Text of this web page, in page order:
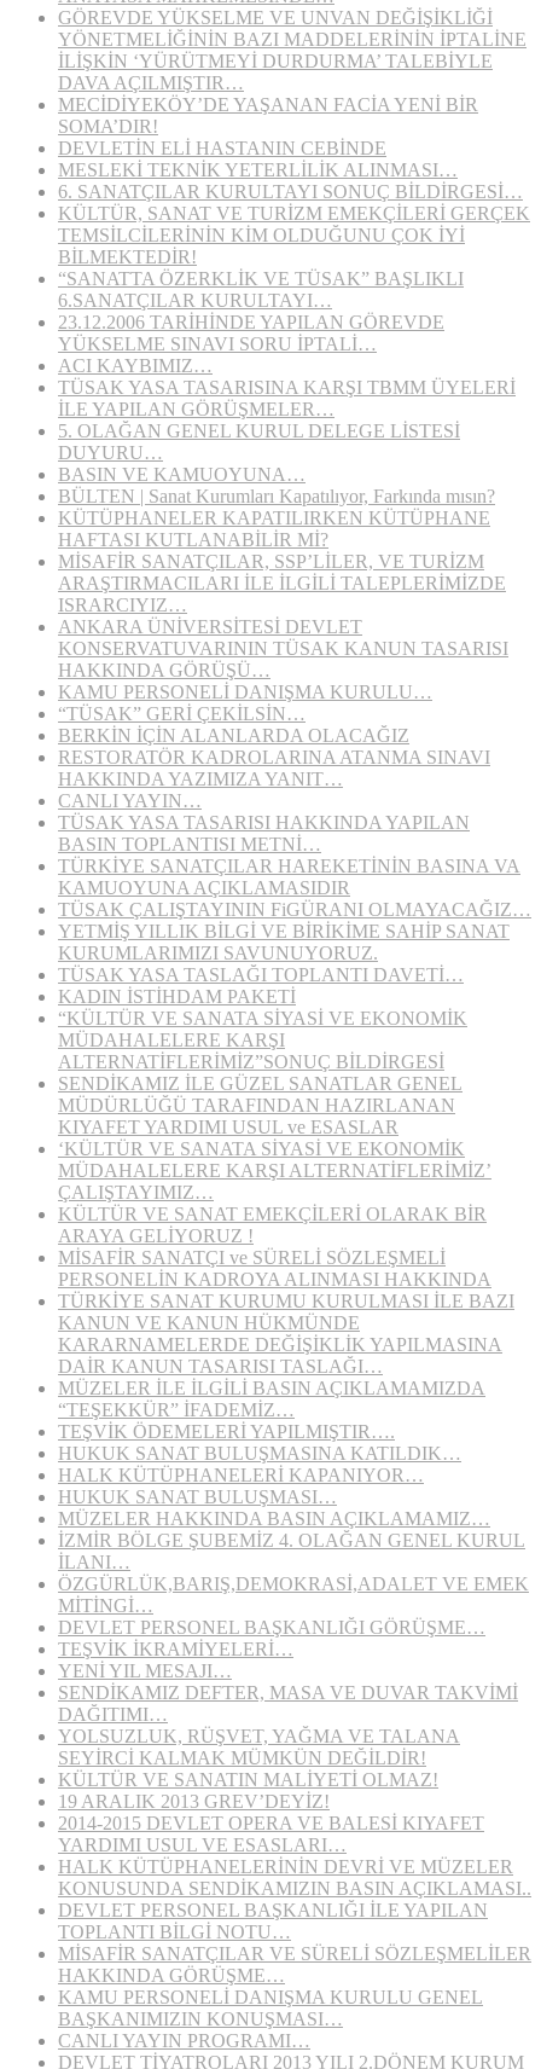
GÖREVDE YÜKSELME VE UNVAN DEĞİŞİKLİĞİ
YÖNETMELİĞİNİN BAZI MADDELERİNİN İPTALİNE
İLİŞKİN ‘YÜRÜTMEYİ DURDURMA’ TALEBİYLE
DAVA AÇILMIŞTIR…
MECİDİYEKÖY’DE YAŞANAN FACİA YENİ BİR
SOMA’DIR!
DEVLETİN ELİ HASTANIN CEBİNDE
MESLEKİ TEKNİK YETERLİLİK ALINMASI…
6. SANATÇILAR KURULTAYI SONUÇ BİLDİRGESİ…
KÜLTÜR, SANAT VE TURİZM EMEKÇİLERİ GERÇEK
TEMSİLCİLERİNİN KİM OLDUĞUNU ÇOK İYİ
BİLMEKTEDİR!
“SANATTA ÖZERKLİK VE TÜSAK” BAŞLIKLI
6.SANATÇILAR KURULTAYI…
23.12.2006 TARİHİNDE YAPILAN GÖREVDE
YÜKSELME SINAVI SORU İPTALİ…
ACI KAYBIMIZ…
TÜSAK YASA TASARISINA KARŞI TBMM ÜYELERİ
İLE YAPILAN GÖRÜŞMELER…
5. OLAĞAN GENEL KURUL DELEGE LİSTESİ
DUYURU…
BASIN VE KAMUOYUNA…
BÜLTEN | Sanat Kurumları Kapatılıyor, Farkında mısın?
KÜTÜPHANELER KAPATILIRKEN KÜTÜPHANE
HAFTASI KUTLANABİLİR Mİ?
MİSAFİR SANATÇILAR, SSP’LİLER, VE TURİZM
ARAŞTIRMACILARI İLE İLGİLİ TALEPLERİMİZDE
ISRARCIYIZ…
ANKARA ÜNİVERSİTESİ DEVLET
KONSERVATUVARININ TÜSAK KANUN TASARISI
HAKKINDA GÖRÜŞÜ…
KAMU PERSONELİ DANIŞMA KURULU…
“TÜSAK” GERİ ÇEKİLSİN…
BERKİN İÇİN ALANLARDA OLACAĞIZ
RESTORATÖR KADROLARINA ATANMA SINAVI
HAKKINDA YAZIMIZA YANIT…
CANLI YAYIN…
TÜSAK YASA TASARISI HAKKINDA YAPILAN
BASIN TOPLANTISI METNİ…
TÜRKİYE SANATÇILAR HAREKETİNİN BASINA VA
KAMUOYUNA AÇIKLAMASIDIR
TÜSAK ÇALIŞTAYININ FiGÜRANI OLMAYACAĞIZ…
YETMİŞ YILLIK BİLGİ VE BİRİKİME SAHİP SANAT
KURUMLARIMIZI SAVUNUYORUZ.
TÜSAK YASA TASLAĞI TOPLANTI DAVETİ…
KADIN İSTİHDAM PAKETİ
“KÜLTÜR VE SANATA SİYASİ VE EKONOMİK
MÜDAHALELERE KARŞI
ALTERNATİFLERİMİZ”SONUÇ BİLDİRGESİ
SENDİKAMIZ İLE GÜZEL SANATLAR GENEL
MÜDÜRLÜĞÜ TARAFINDAN HAZIRLANAN
KIYAFET YARDIMI USUL ve ESASLAR
‘KÜLTÜR VE SANATA SİYASİ VE EKONOMİK
MÜDAHALELERE KARŞI ALTERNATİFLERİMİZ’
ÇALIŞTAYIMIZ…
KÜLTÜR VE SANAT EMEKÇİLERİ OLARAK BİR
ARAYA GELİYORUZ !
MİSAFİR SANATÇI ve SÜRELİ SÖZLEŞMELİ
PERSONELİN KADROYA ALINMASI HAKKINDA
TÜRKİYE SANAT KURUMU KURULMASI İLE BAZI
KANUN VE KANUN HÜKMÜNDE
KARARNAMELERDE DEĞİŞİKLİK YAPILMASINA
DAİR KANUN TASARISI TASLAĞI…
MÜZELER İLE İLGİLİ BASIN AÇIKLAMAMIZDA
“TEŞEKKÜR” İFADEMİZ…
TEŞVİK ÖDEMELERİ YAPILMIŞTIR….
HUKUK SANAT BULUŞMASINA KATILDIK…
HALK KÜTÜPHANELERİ KAPANIYOR…
HUKUK SANAT BULUŞMASI…
MÜZELER HAKKINDA BASIN AÇIKLAMAMIZ…
İZMİR BÖLGE ŞUBEMİZ 4. OLAĞAN GENEL KURUL
İLANI…
ÖZGÜRLÜK,BARIŞ,DEMOKRASİ,ADALET VE EMEK
MİTİNGİ…
DEVLET PERSONEL BAŞKANLIĞI GÖRÜŞME…
TEŞVİK İKRAMİYELERİ…
YENİ YIL MESAJI…
SENDİKAMIZ DEFTER, MASA VE DUVAR TAKVİMİ
DAĞITIMI…
YOLSUZLUK, RÜŞVET, YAĞMA VE TALANA
SEYİRCİ KALMAK MÜMKÜN DEĞİLDİR!
KÜLTÜR VE SANATIN MALİYETİ OLMAZ!
19 ARALIK 2013 GREV’DEYİZ!
2014-2015 DEVLET OPERA VE BALESİ KIYAFET
YARDIMI USUL VE ESASLARI…
HALK KÜTÜPHANELERİNİN DEVRİ VE MÜZELER
KONUSUNDA SENDİKAMIZIN BASIN AÇIKLAMASI..
DEVLET PERSONEL BAŞKANLIĞI İLE YAPILAN
TOPLANTI BİLGİ NOTU…
MİSAFİR SANATÇILAR VE SÜRELİ SÖZLEŞMELİLER
HAKKINDA GÖRÜŞME…
KAMU PERSONELİ DANIŞMA KURULU GENEL
BAŞKANIMIZIN KONUŞMASI…
CANLI YAYIN PROGRAMI…
DEVLET TİYATROLARI 2013 YILI 2.DÖNEM KURUM